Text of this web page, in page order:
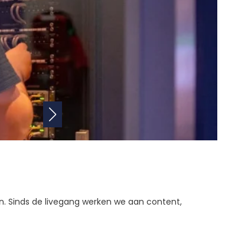
Sinds de livegang werken we aan content,